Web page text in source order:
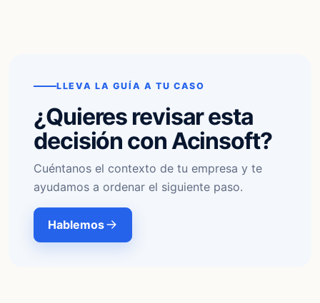
LLEVA LA GUÍA A TU CASO
¿Quieres revisar esta
decisión con Acinsoft?
Cuéntanos el contexto de tu empresa y te
ayudamos a ordenar el siguiente paso.
Hablemos